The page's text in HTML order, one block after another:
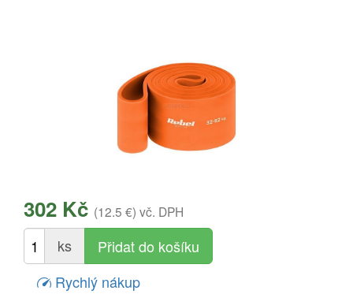
302 Kč (12.5 €) vč. DPH
ks
Rychlý nákup